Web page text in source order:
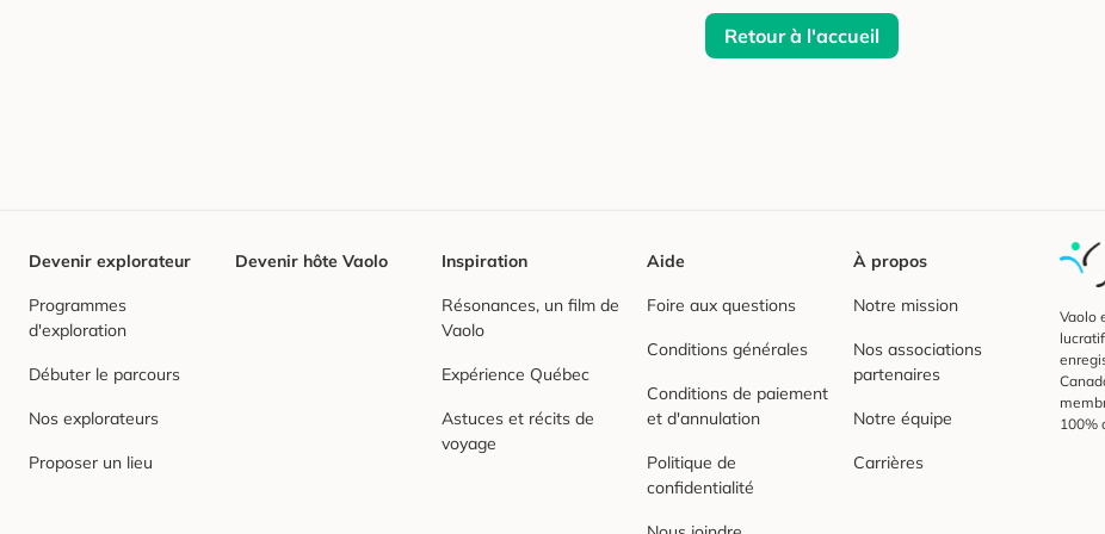
Retour à l'accueil
Devenir explorateur
Programmes
d'exploration
Débuter le parcours
Nos explorateurs
Proposer un lieu
Devenir hôte Vaolo Inspiration
Résonances, un film de
Vaolo
Expérience Québec
Astuces et récits de
voyage
Aide
Foire aux questions
Conditions générales
Conditions de paiement
et d'annulation
Politique de
confidentialité
À propos
Notre mission
Nos associations
partenaires
Notre équipe
Carrières
Vaolo
100%